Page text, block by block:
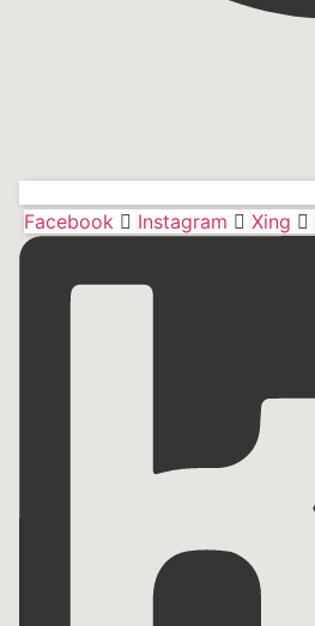
Facebook Instagram Xing